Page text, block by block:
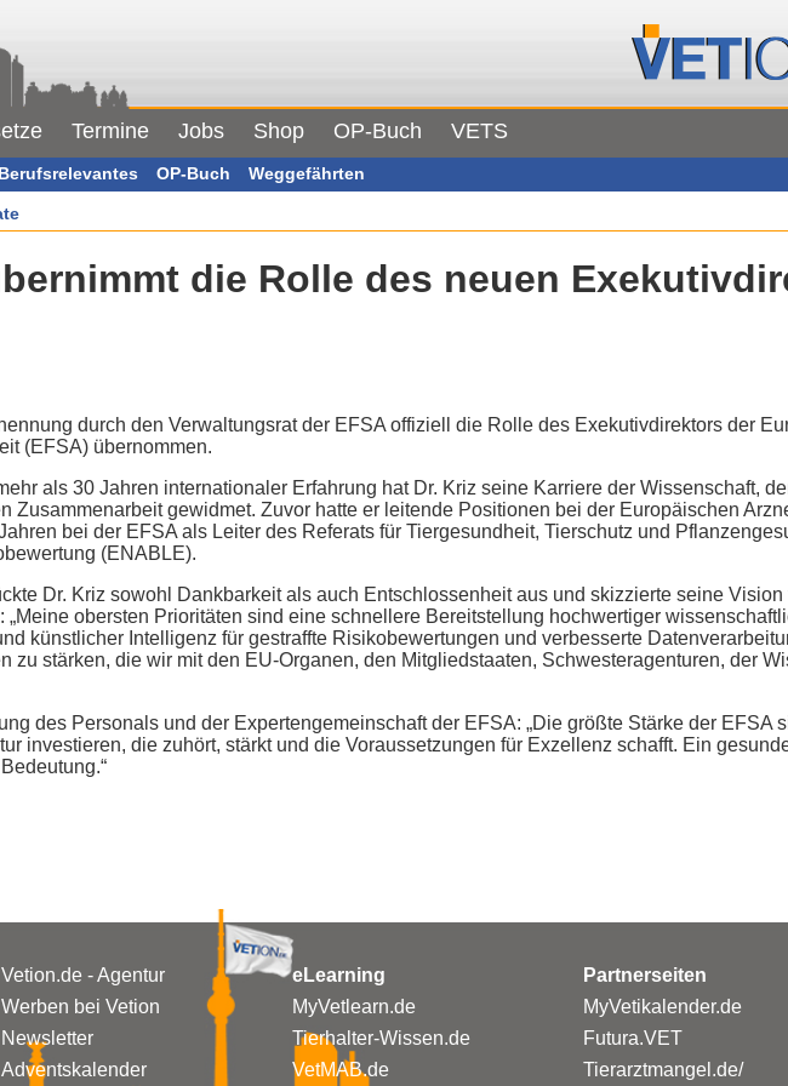
Termine Jobs Shop OP-Buch VETS
Berufsrelevantes OP-Buch Weggefährten
die Rolle des neuen
durch den Verwaltungsrat der EFSA offiziell die Rolle des Exekutivdirektors der
(EFSA) übernommen.
als 30 Jahren internationaler Erfahrung hat Dr. Kriz seine Karriere der Wissenschaft,
Zusammenarbeit gewidmet. Zuvor hatte er leitende Positionen bei der Europäischen
bei der EFSA als Leiter des Referats für Tiergesundheit, Tierschutz und
(ENABLE).
Dr. Kriz sowohl Dankbarkeit als auch Entschlossenheit aus und skizzierte seine Vision
obersten Prioritäten sind eine schnellere Bereitstellung hochwertiger
künstlicher Intelligenz für gestraffte Risikobewertungen und verbesserte
zu stärken, die wir mit den EU-Organen, den Mitgliedstaaten, Schwesteragenturen, der
des Personals und der Expertengemeinschaft der EFSA: „Die größte Stärke der EFSA
investieren, die zuhört, stärkt und die Voraussetzungen für Exzellenz schafft. Ein
Vetion.de - Agentur
Werben bei Vetion
Newsletter
Adventskalender
eLearning
MyVetlearn.de
Tierhalter-Wissen.de
VetMAB.de
Partnerseiten
MyVetikalender.de
Futura.VET
Tierarztmangel.de/